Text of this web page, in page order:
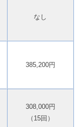
なし
385,200円
308,000円
（15回）